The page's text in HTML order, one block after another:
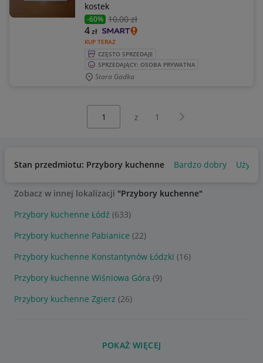
kostek
-60% 10,00 zł
KUP TERAZ
4zł
CZĘSTO SPRZEDAJE
SPRZEDAJĄCY: OSOBA PRYWATNA
Stara Gadka
z 1 Następna strona
Stan przedmiotu: Przybory kuchenne Bardzo dobry
Zobacz w innej lokalizacji "Przybory kuchenne"
Przybory kuchenne Łódź (633)
Przybory kuchenne Pabianice (22)
Przybory kuchenne Konstantynów Łódzki (16)
Przybory kuchenne Wiśniowa Góra (9)
Przybory kuchenne Zgierz (26)
POKAŻ WIĘCEJ